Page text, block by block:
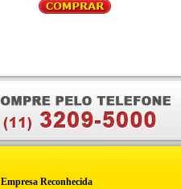
Empresa Reconhecida